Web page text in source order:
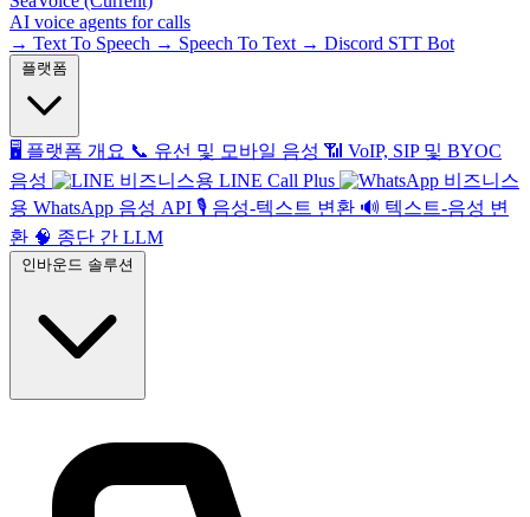
AI voice agents for calls
→ Text To Speech → Speech To Text → Discord STT Bot
🖥️ 플랫폼 개요 📞 유선 및 모바일 음성 📶 VoIP, SIP 및 BYOC
음성
비즈니스용 LINE Call Plus
비즈니스
용 WhatsApp 음성 API 🎙️ 음성-텍스트 변환 🔊 텍스트-음성 변
환 🧠 종단 간 LLM